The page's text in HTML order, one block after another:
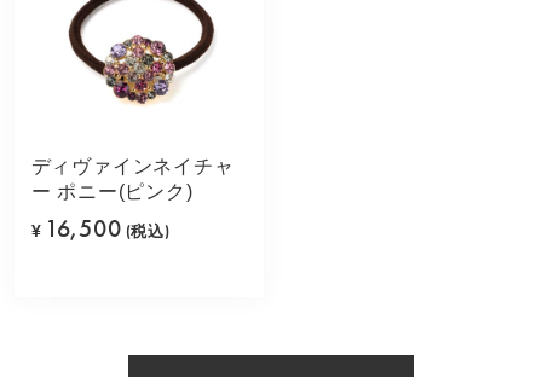
ディヴァインネイチャ
ー ポニー(ピンク)
¥ 16,500 (税込)